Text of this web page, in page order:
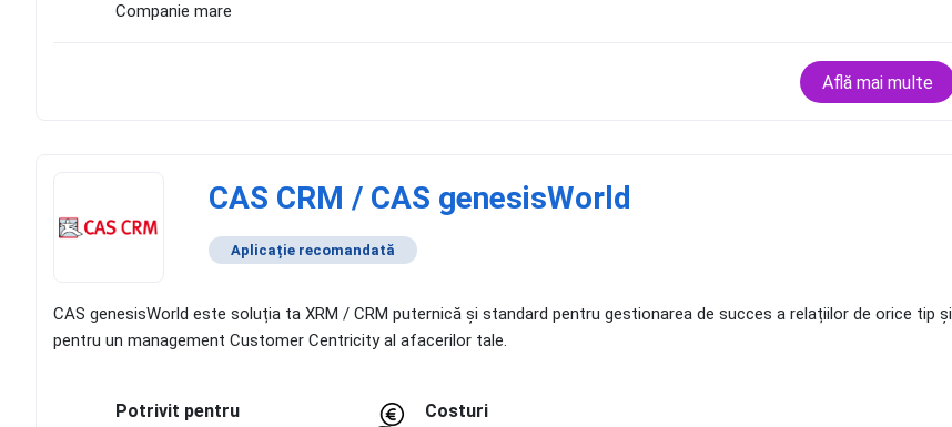
Companie mare
Află mai multe
CAS CRM / CAS genesisWorld
Aplicație recomandată
CAS genesisWorld este soluția ta XRM / CRM puternică și standard pentru gestionarea de succes a relațiilor de orice tip și
pentru un management Customer Centricity al afacerilor tale.
Potrivit pentru Costuri